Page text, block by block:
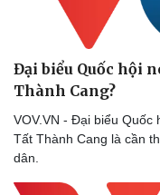
Đại biểu Quốc hội
Thành Cang?
VOV.VN - Đại biểu Quốc
Tất Thành Cang là cần
dân.